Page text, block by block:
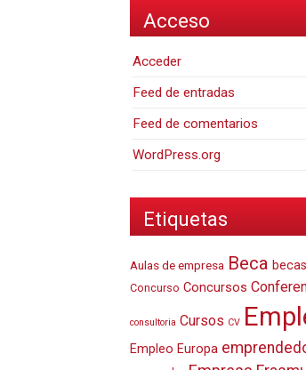
Acceso
Acceder
Feed de entradas
Feed de comentarios
WordPress.org
Etiquetas
Aulas de empresa Beca becas
Concurso Concursos
consultoria Cursos CV
Empleo Europa